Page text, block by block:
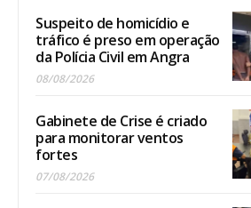
Suspeito de homicídio e
tráfico é preso em operação
da Polícia Civil em Angra
08/08/2026
Gabinete de Crise é criado
para monitorar ventos
fortes
07/08/2026